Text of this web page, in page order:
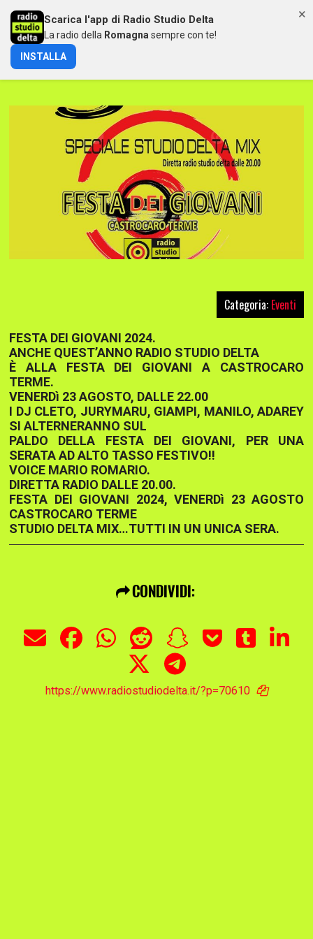
FESTA DEI GIOVANI 2024
Categoria: Eventi
FESTA DEI GIOVANI 2024.
ANCHE QUEST’ANNO RADIO STUDIO DELTA
È ALLA FESTA DEI GIOVANI A CASTROCARO
TERME.
VENERDì 23 AGOSTO, DALLE 22.00
I DJ CLETO, JURYMARU, GIAMPI, MANILO, ADAREY
SI ALTERNERANNO SUL
PALDO DELLA FESTA DEI GIOVANI, PER UNA
SERATA AD ALTO TASSO FESTIVO!!
VOICE MARIO ROMARIO.
DIRETTA RADIO DALLE 20.00.
FESTA DEI GIOVANI 2024, VENERDì 23 AGOSTO
CASTROCARO TERME
STUDIO DELTA MIX…TUTTI IN UN UNICA SERA.
CONDIVIDI:
https://www.radiostudiodelta.it/?p=70610
×
Scarica l'app di Radio Studio Delta
La radio della Romagna sempre con te!
INSTALLA